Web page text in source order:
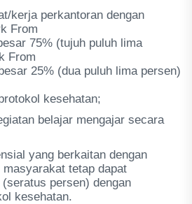
kerja perkantoran dengan
From
75% (tujuh puluh lima
From
25% (dua puluh lima persen)
kesehatan;
belajar mengajar secara
yang berkaitan dengan
masyarakat tetap dapat
persen) dengan
kesehatan.